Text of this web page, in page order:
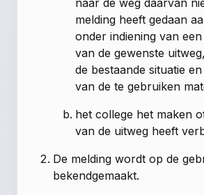
melding heeft gedaan
onder indiening van
van de gewenste
de bestaande situatie
van de te gebruiken
het college het maken
van de uitweg heeft
De melding wordt op de
bekendgemaakt.